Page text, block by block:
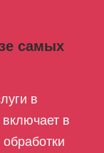
самых
в
в